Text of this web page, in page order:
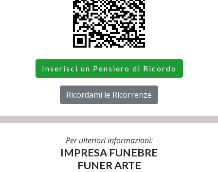
Inserisci un Pensiero di Ricordo
Ricordami le Ricorrenze
Per ulteriori informazioni:
IMPRESA FUNEBRE
FUNER ARTE